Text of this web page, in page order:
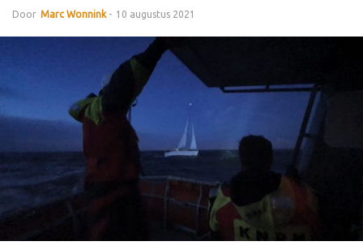
Door Marc Wonnink - 10 augustus 2021